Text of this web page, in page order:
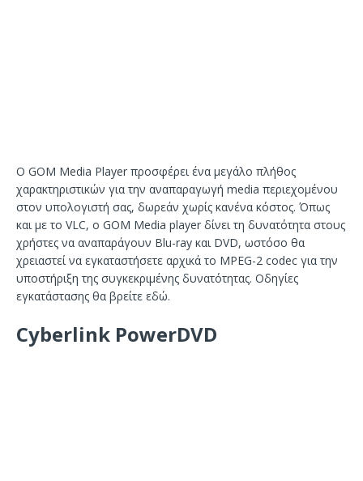
Ο GOM Media Player προσφέρει ένα μεγάλο πλήθος
χαρακτηριστικών για την αναπαραγωγή media περιεχομένου
στον υπολογιστή σας, δωρεάν χωρίς κανένα κόστος. Όπως
και με το VLC, ο GOM Media player δίνει τη δυνατότητα στους
χρήστες να αναπαράγουν Blu-ray και DVD, ωστόσο θα
χρειαστεί να εγκαταστήσετε αρχικά το MPEG-2 codec για την
υποστήριξη της συγκεκριμένης δυνατότητας. Οδηγίες
εγκατάστασης θα βρείτε εδώ.
Cyberlink PowerDVD